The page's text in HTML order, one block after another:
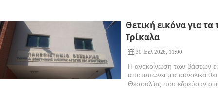
Θετική εικόνα για
Τρίκαλα
30 Ιουλ 2026, 11:00
Η ανακοίνωση των βάσεων
αποτυπώνει μια συνολικά
Θεσσαλίας που εδρεύουν